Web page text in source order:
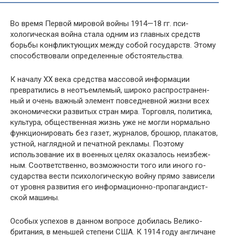
Во время Первой мировой войны 1914—18 гг. пси­
хологическая война стала одним из главных средств
борь­бы конфликтующих между собой государств. Этому
спо­собствовали определенные обстоятельства.
К началу XX века средства массовой информации
превратились в неотъемлемый, широко распространен­
ный и очень важный элемент повседневной жизни всех
экономически развитых стран мира. Торговля, полити­ка,
культура, общественная жизнь уже не могли нормаль­но
функционировать без газет, журналов, брошюр, пла­катов,
устной, наглядной и печатной рекламы. Поэтому
использование их в военных целях оказалось неизбеж­
ным. Соответственно, возможности того или иного го­
сударства вести психологическую войну прямо зависели
от уровня развития его информационно-пропагандист­
ской машины.
Особых успехов в данном вопросе добилась Велико­
британия, в меньшей степени США. К 1914 году анг­личане